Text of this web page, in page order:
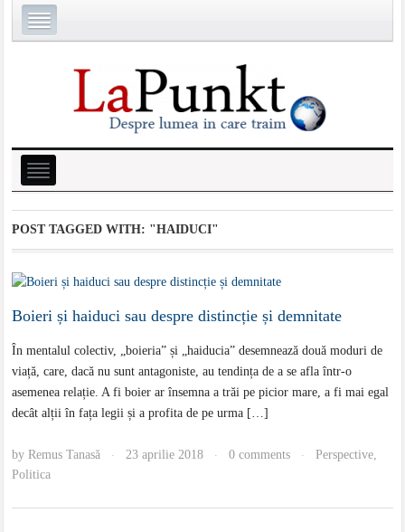
POST TAGGED WITH: "HAIDUCI"
Boieri și haiduci sau despre distincție și demnitate
În mentalul colectiv, „boieria” și „haiducia” desemnează două moduri de
viață, care, dacă nu sunt antagoniste, au tendința de a se afla într-o
asemenea relație. A fi boier ar însemna a trăi pe picior mare, a fi mai egal
decât alții în fața legii și a profita de pe urma […]
byRemus Tanasă · 23 aprilie 2018 · 0 comments · Perspective,
Politica